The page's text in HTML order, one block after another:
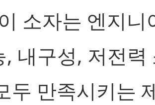
소자는 엔지니
, 내구성, 저전력
두 만족시키는